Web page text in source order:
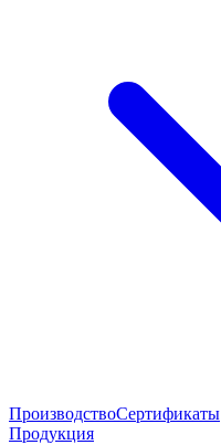
ПроизводствоСертификаты
Продукция